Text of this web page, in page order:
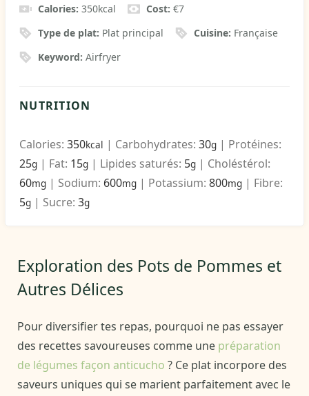
Calories:350kcal Cost:€7
Type de plat: Plat principal Cuisine: Française
Keyword:Airfryer
NUTRITION
Calories: 350kcal | Carbohydrates: 30g | Protéines:
25g | Fat: 15g | Lipides saturés: 5g | Choléstérol:
60mg | Sodium: 600mg | Potassium: 800mg | Fibre:
5g | Sucre: 3g
Exploration des Pots de Pommes et
Autres Délices
Pour diversifier tes repas, pourquoi ne pas essayer
des recettes savoureuses comme une préparation
de légumes façon anticucho ? Ce plat incorpore des
saveurs uniques qui se marient parfaitement avec le